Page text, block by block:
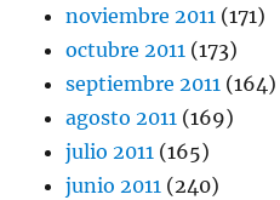
noviembre 2011 (171)
octubre 2011 (173)
septiembre 2011 (164)
agosto 2011 (169)
julio 2011 (165)
junio 2011 (240)